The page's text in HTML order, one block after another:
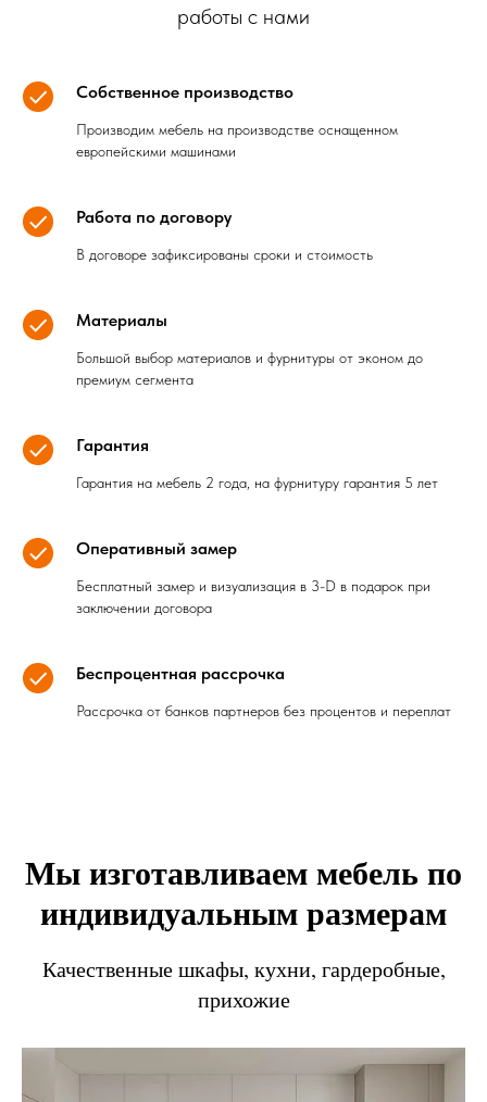
работы с нами
Собственное производство
Производим мебель на производстве оснащенном
европейскими машинами
Работа по договору
В договоре зафиксированы сроки и стоимость
Материалы
Большой выбор материалов и фурнитуры от эконом до
премиум сегмента
Гарантия
Гарантия на мебель 2 года, на фурнитуру гарантия 5 лет
Оперативный замер
Бесплатный замер и визуализация в 3-D в подарок при
заключении договора
Беспроцентная рассрочка
Рассрочка от банков партнеров без процентов и переплат
Мы изготавливаем мебель по
индивидуальным размерам
Качественные шкафы, кухни, гардеробные,
прихожие